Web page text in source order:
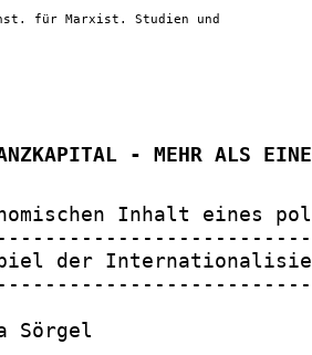
für Marxist. Studien und
- MEHR ALS